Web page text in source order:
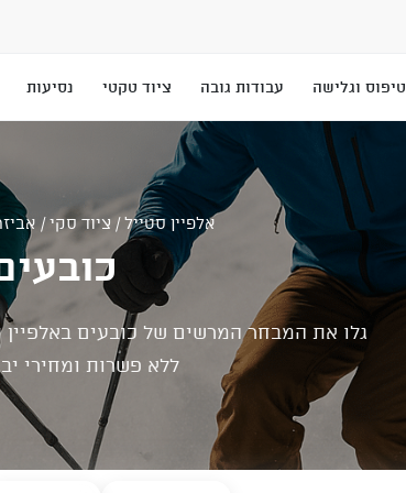
טיפוס וגלישה עבודות גובה ציוד טקטי נסיעות
אלפיין סטייל/ ציוד סקי/
גלו את המבחר המרשים של כובעים באלפיין
ללא פשרות ומחירי